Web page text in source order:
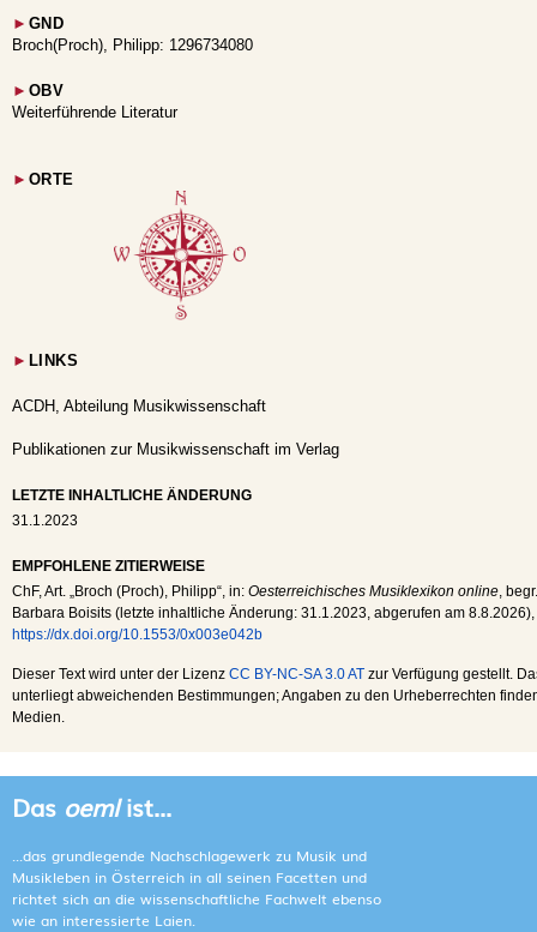
► GND
Broch(Proch), Philipp: 1296734080
► OBV
Weiterführende Literatur
► ORTE
► LINKS
ACDH, Abteilung Musikwissenschaft
Publikationen zur Musikwissenschaft im Verlag
LETZTE INHALTLICHE ÄNDERUNG
31.1.2023
EMPFOHLENE ZITIERWEISE
ChF, Art. „Broch (Proch), Philipp“, in: Oesterreichisches Musiklexikon online ,
Barbara Boisits (letzte inhaltliche Änderung: 31.1.2023 , abgerufen am 8.8.2026),
https://dx.doi.org/10.1553/0x003e042b
Dieser Text wird unter der Lizenz CC BY-NC-SA 3.0 AT zur Verfügung gestellt.
unterliegt abweichenden Bestimmungen; Angaben zu den Urheberrechten
Medien.
Das oemlist...
...das grundlegende Nachschlagewerk zu Musik und
Musikleben in Österreich in all seinen Facetten und
richtet sich an die wissenschaftliche Fachwelt ebenso
wie an interessierte Laien.